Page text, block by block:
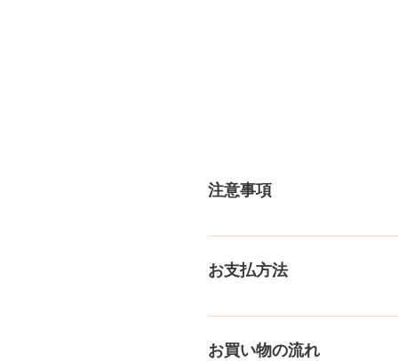
注意事項
一体一体ハンドメイドで製
測り方でも多少の誤差があ
お支払方法
メール、チャット（サイト下
お買い物の流れ